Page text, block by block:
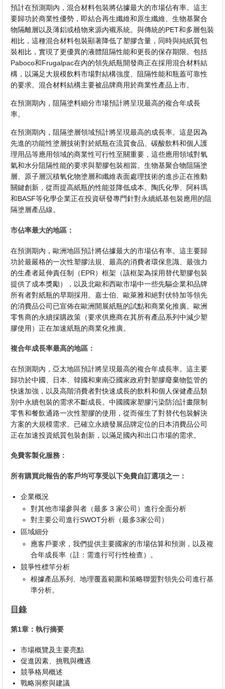
預計在預測期內，混合材料包裝將佔據最大的市場佔有率。這主
要歸功於商業性優勢，即結合再生纖維和原生纖維、生物基聚合
物隔離層以及薄鋁或植物來源內襯系統。與傳統的PET和多層包裝
相比，這種混合材料包裝顯著降低了塑膠含量，同時與純紙質包
裝相比，實現了更優異的液體阻隔性能和更長的保存期限。包括
Paboco和Frugalpac在內的領先紙瓶開發商正在採用混合材料結
構，以滿足大規模飲料市場對結構強度、阻隔性能和瓶蓋可靠性
的要求。混合材料結構主要被品牌商用於商業性產品上市。
在預測期內，阻隔塗料細分市場預計將呈現最高的複合年成長
率。
在預測期內，阻隔塗層領域預計將呈現最高的成長率。這是因為
先進的功能性塗層技術對於紙瓶在流質食品、碳酸飲料和個人護
理用品等應用領域的商業性可行性至關重要，這些應用領域對氧
氣和水分阻隔性能的要求與塑膠包裝相當。生物基聚合物阻隔塗
層、原子層沉積氧化物塗層和纖維表面處理技術的進步正在推動
關鍵創新，從而提高紙瓶的性能並降低成本。陶氏化學、阿科瑪
和BASF等化學企業正在投資研發專門針對永續紙基包裝應用的阻
隔塗層產品線。
市佔率最大的地區：
在預測期內，歐洲地區預計將佔據最大的市場佔有率。這主要歸
功於最嚴格的一次性塑膠法規、最高的消費者環保意識、最強力
的生產者延伸責任制（EPR）框架（該框架為採用替代塑膠包裝
提供了成本獎勵），以及北歐和西歐市場中一些先驅企業和品牌
所有者對紙瓶的早期採用。嘉士伯、歐萊雅和絕對伏特加等領先
的消費品公司已宣佈在歐洲開展紙瓶的試點和商業化推廣。歐洲
零售商的永續採購政策（要求供應商在其所有產品系列中減少塑
膠使用）正在加速紙瓶的商業化推廣。
複合年成長率最高的地區：
在預測期內，亞太地區預計將呈現最高的複合年成長率。這主要
歸功於中國、日本、韓國和東南亞國家政府對塑膠廢棄物監管的
快速加強，以及高階消費者對快速成長的飲料和個人保健產品類
別中永續包裝的需求不斷成長。中國國家塑膠污染防治計畫限制
零售和餐飲通路一次性塑膠的使用，從而催生了對替代包裝解決
方案的大規模需求。已確立永續發展品牌定位的日本消費品公司
正在加速投資紙質包裝創新，以滿足國內和出口市場的需求。
免費客製化服務：
所有購買此報告的客戶均可享受以下免費自訂選項之一：
企業概況
對其他市場參與者（最多 3 家公司）進行全面分析
對主要公司進行SWOT分析（最多3家公司）
區域細分
應客戶要求，我們提供主要國家的市場估算和預測，以及複
合年成長率（註：需進行可行性檢查）。
競爭性標竿分析
根據產品系列、地理覆蓋範圍和策略聯盟對領先公司進行基
準分析。
目錄
第1章：執行摘要
市場概覽及主要亮點
促進因素、挑戰與機遇
競爭格局概述
戰略洞察與建議